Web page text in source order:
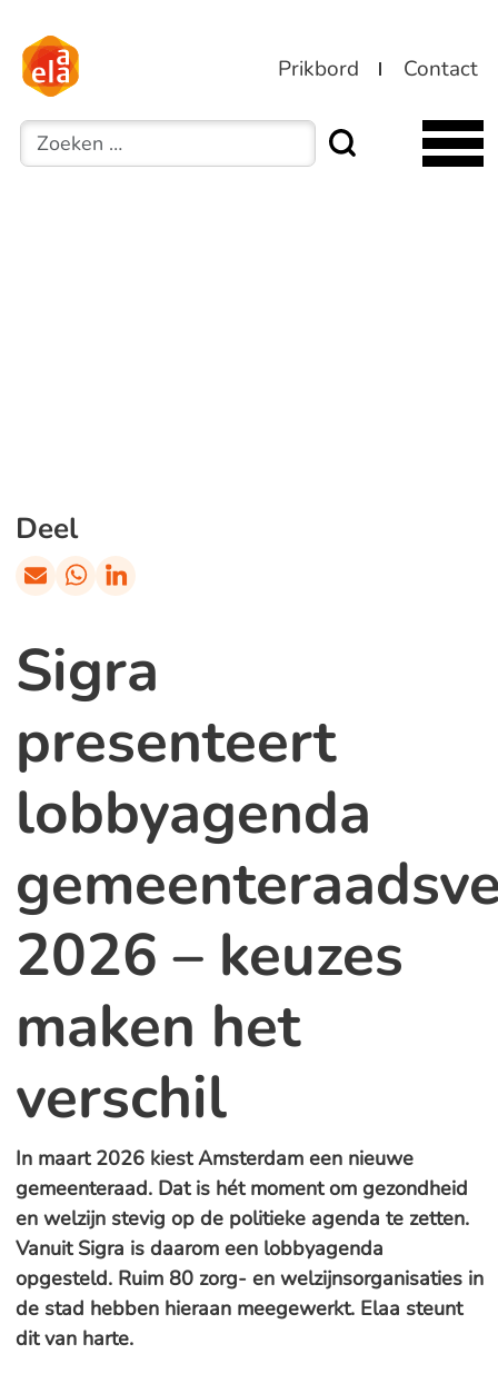
Prikbord Contact
Zoeken
Sigra
presenteert
lobbyagenda
2026 – keuzes
maken het
verschil
In maart 2026 kiest Amsterdam een nieuwe
gemeenteraad. Dat is hét moment om gezondheid
en welzijn stevig op de politieke agenda te zetten.
Vanuit Sigra is daarom een lobbyagenda
opgesteld. Ruim 80 zorg- en welzijnsorganisaties in
de stad hebben hieraan meegewerkt. Elaa steunt
dit van harte.
Deel